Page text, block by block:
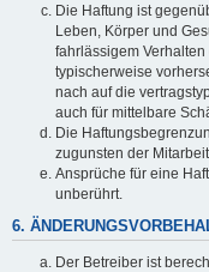
Die Haftung ist
Leben, Körper und
fahrlässigem
typischerweise
nach auf die
auch für mittelbare
Die
zugunsten der
Ansprüche für eine
unberührt.
6.
Der Betreiber ist